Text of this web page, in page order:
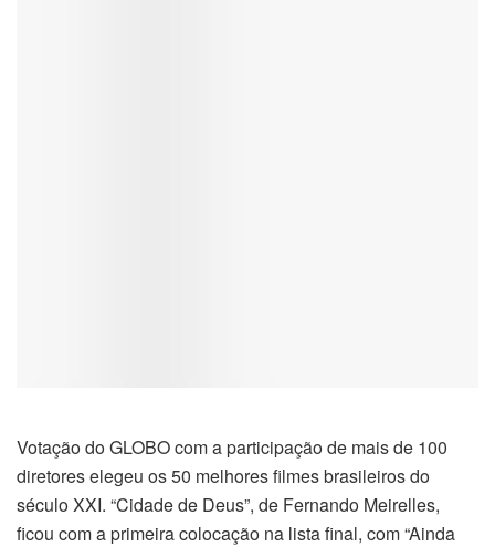
Votação do GLOBO com a participação de mais de 100
diretores elegeu os 50 melhores filmes brasileiros do
século XXI. “Cidade de Deus”, de Fernando Meirelles,
ficou com a primeira colocação na lista final, com “Ainda